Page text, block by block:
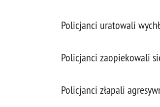
Policjanci uratowali
Policjanci zaopiekowali
Policjanci złapali